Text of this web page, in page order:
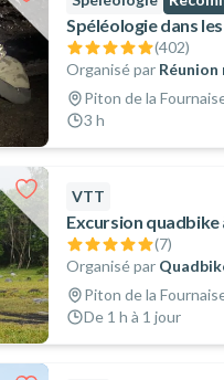
Spéléologie dans
(402)
Organisé par
Piton de la
3 h
VTT
Excursion quadbike
(7)
Organisé par
Piton de la
De 1 h à 1 jour